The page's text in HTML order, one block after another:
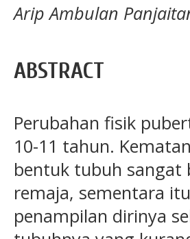
Arip Ambulan
ABSTRACT
Perubahan fisik
10-11 tahun.
bentuk tubuh sangat
remaja, sementara
penampilan dirinya